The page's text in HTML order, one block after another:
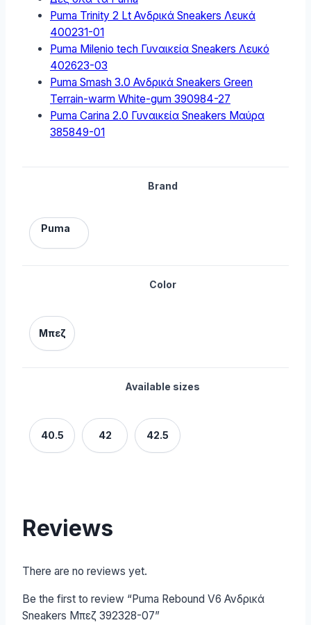
Puma Trinity 2 Lt Ανδρικά Sneakers Λευκά
400231-01
Puma Milenio tech Γυναικεία Sneakers Λευκό
402623-03
Puma Smash 3.0 Ανδρικά Sneakers Green
Terrain-warm White-gum 390984-27
Puma Carina 2.0 Γυναικεία Sneakers Μαύρα
385849-01
Brand
Puma
Color
Μπεζ
Available sizes
40.5 42 42.5
Reviews
There are no reviews yet.
Be the first to review “Puma Rebound V6 Ανδρικά
Sneakers Μπεζ 392328-07”